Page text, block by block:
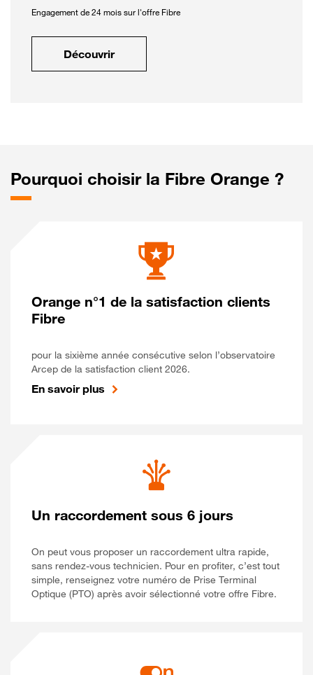
Engagement de 24 mois sur l'offre Fibre
Découvrir
Pourquoi choisir la Fibre Orange ?
Orange n°1 de la satisfaction clients
Fibre
pour la sixième année consécutive selon l’observatoire
Arcep de la satisfaction client 2026.
En savoir plus
Un raccordement sous 6 jours
On peut vous proposer un raccordement ultra rapide,
sans rendez-vous technicien. Pour en profiter, c’est tout
simple, renseignez votre numéro de Prise Terminal
Optique (PTO) après avoir sélectionné votre offre Fibre.